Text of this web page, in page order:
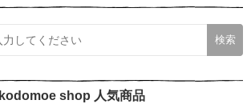
kodomoe shop 人気商品